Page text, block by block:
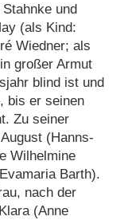
und
(als Kind:
Wiedner; als
großer Armut
blind ist und
bis er seinen
Zu seiner
(Hanns-
Wilhelmine
Barth).
nach der
(Anne